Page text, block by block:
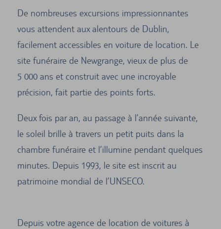
De nombreuses excursions impressionnantes
vous attendent aux alentours de Dublin,
facilement accessibles en voiture de location. Le
site funéraire de Newgrange, vieux de plus de
5 000 ans et construit avec une incroyable
précision, fait partie des points forts.
Deux fois par an, au passage à l’année suivante,
le soleil brille à travers un petit puits dans la
chambre funéraire et l’illumine pendant quelques
minutes. Depuis 1993, le site est inscrit au
patrimoine mondial de l’UNSECO.
Depuis votre agence de location de voitures à